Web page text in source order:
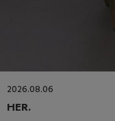
2026.08.06
HER.